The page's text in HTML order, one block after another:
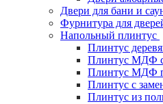
Двери для бани и
Фурнитура для
Напольный плинтус
Плинтус
Плинтус МДФ с
Плинтус МДФ
Плинтус с
Плинтус из